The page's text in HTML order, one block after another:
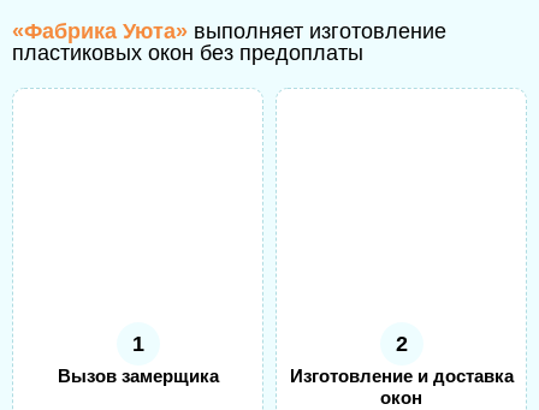
«Фабрика Уюта» выполняет изготовление
пластиковых окон без предоплаты
1
Вызов замерщика
2
Изготовление и доставка
окон